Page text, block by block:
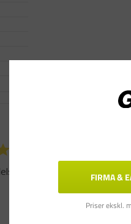
FIRMA &
Priser ekskl.